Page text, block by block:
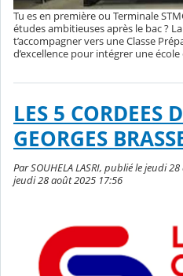
Tu es en première ou Terminale
études ambitieuses après le bac ?
t’accompagner vers une Classe
d’excellence pour intégrer une
LES 5 CORDEES
GEORGES
Par SOUHELA LASRI, publié le jeudi
jeudi 28 août 2025 17:56